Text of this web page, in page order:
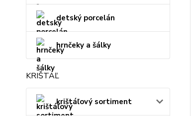
detský porcelán
hrnčeky a šálky
KRIŠTÁĽ
krištáľový sortiment